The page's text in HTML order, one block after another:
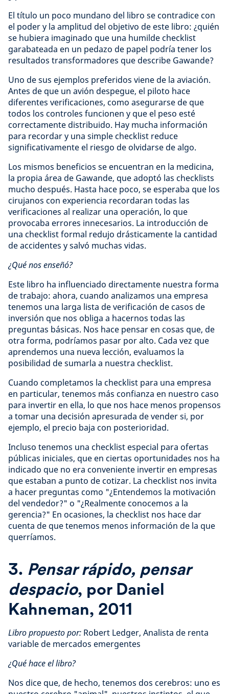
El título un poco mundano del libro se contradice con
el poder y la amplitud del objetivo de este libro: ¿quién
se hubiera imaginado que una humilde checklist
garabateada en un pedazo de papel podría tener los
resultados transformadores que describe Gawande?
Uno de sus ejemplos preferidos viene de la aviación.
Antes de que un avión despegue, el piloto hace
diferentes verificaciones, como asegurarse de que
todos los controles funcionen y que el peso esté
correctamente distribuido. Hay mucha información
para recordar y una simple checklist reduce
significativamente el riesgo de olvidarse de algo.
Los mismos beneficios se encuentran en la medicina,
la propia área de Gawande, que adoptó las checklists
mucho después. Hasta hace poco, se esperaba que los
cirujanos con experiencia recordaran todas las
verificaciones al realizar una operación, lo que
provocaba errores innecesarios. La introducción de
una checklist formal redujo drásticamente la cantidad
de accidentes y salvó muchas vidas.
¿Qué nos enseñó?
Este libro ha influenciado directamente nuestra forma
de trabajo: ahora, cuando analizamos una empresa
tenemos una larga lista de verificación de casos de
inversión que nos obliga a hacernos todas las
preguntas básicas. Nos hace pensar en cosas que, de
otra forma, podríamos pasar por alto. Cada vez que
aprendemos una nueva lección, evaluamos la
posibilidad de sumarla a nuestra checklist.
Cuando completamos la checklist para una empresa
en particular, tenemos más confianza en nuestro caso
para invertir en ella, lo que nos hace menos propensos
a tomar una decisión apresurada de vender si, por
ejemplo, el precio baja con posterioridad.
Incluso tenemos una checklist especial para ofertas
públicas iniciales, que en ciertas oportunidades nos ha
indicado que no era conveniente invertir en empresas
que estaban a punto de cotizar. La checklist nos invita
a hacer preguntas como "¿Entendemos la motivación
del vendedor?" o "¿Realmente conocemos a la
gerencia?" En ocasiones, la checklist nos hace dar
cuenta de que tenemos menos información de la que
querríamos.
3. Pensar rápido, pensar
despacio, por Daniel
Kahneman, 2011
Libro propuesto por: Robert Ledger, Analista de renta
variable de mercados emergentes
¿Qué hace el libro?
Nos dice que, de hecho, tenemos dos cerebros: uno es